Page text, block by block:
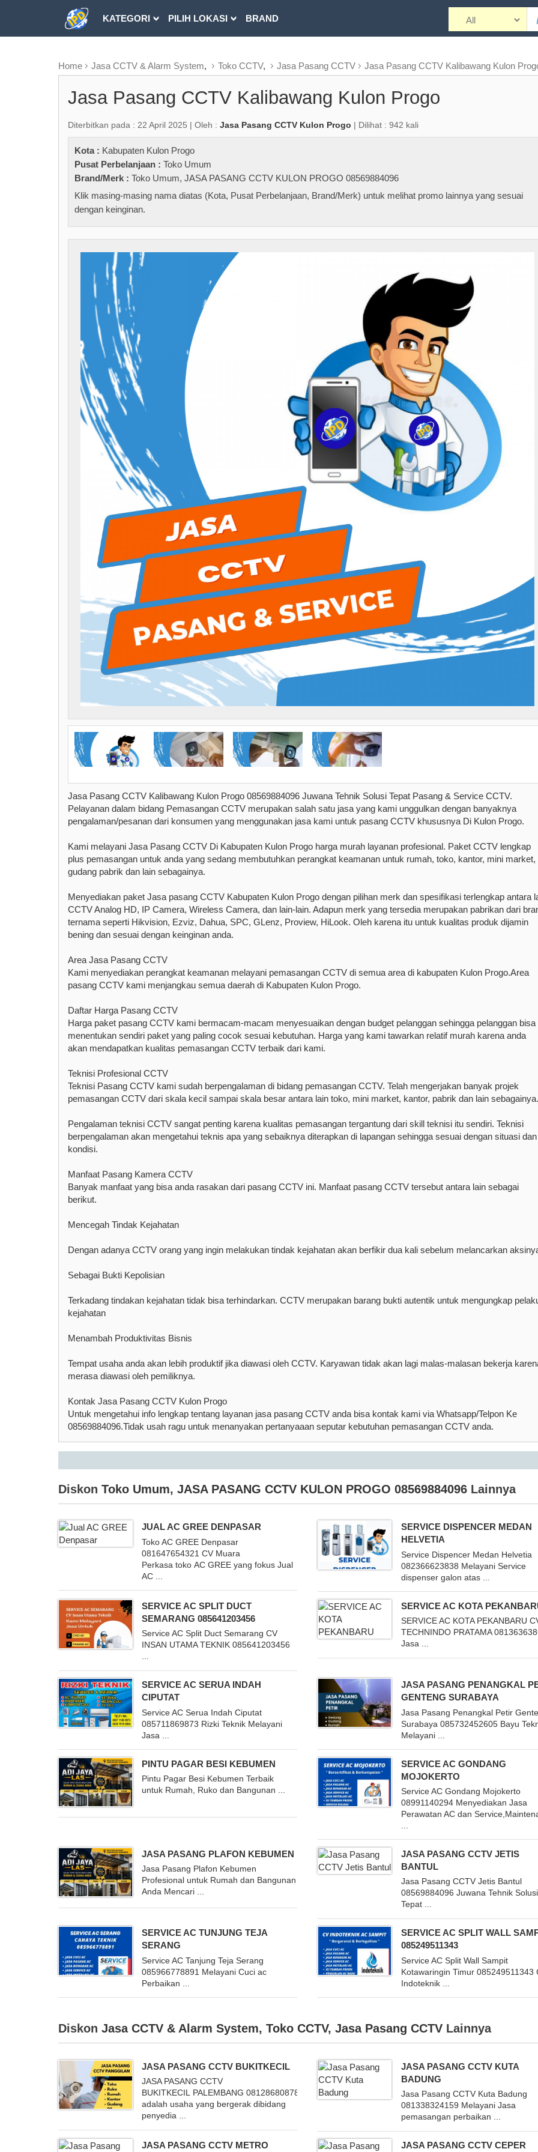
KATEGORI PILIH LOKASI BRAND
Home
Jasa CCTV & Alarm System, Toko CCTV, Jasa Pasang CCTV Jasa Pasang CCTV Kalibawang Kulon
Jasa Pasang CCTV Kalibawang Kulon Progo
Diterbitkan pada : 22 April 2025 | Oleh : Jasa Pasang CCTV Kulon Progo | Dilihat : 942 kali
Kota : Kabupaten Kulon Progo
Pusat Perbelanjaan : Toko Umum
Brand/Merk : Toko Umum, JASA PASANG CCTV KULON PROGO 08569884096
Klik masing-masing nama diatas (Kota, Pusat Perbelanjaan, Brand/Merk) untuk melihat promo lainnya yang sesuai
dengan keinginan.
Jasa Pasang CCTV Kalibawang Kulon Progo 08569884096 Juwana Tehnik Solusi Tepat Pasang & Service CCTV.
Pelayanan dalam bidang Pemasangan CCTV merupakan salah satu jasa yang kami unggulkan dengan banyaknya
pengalaman/pesanan dari konsumen yang menggunakan jasa kami untuk pasang CCTV khususnya Di Kulon Progo.
Kami melayani Jasa Pasang CCTV Di Kabupaten Kulon Progo harga murah layanan profesional. Paket CCTV lengkap
plus pemasangan untuk anda yang sedang membutuhkan perangkat keamanan untuk rumah, toko, kantor, mini market,
gudang pabrik dan lain sebagainya.
Menyediakan paket Jasa pasang CCTV Kabupaten Kulon Progo dengan pilihan merk dan spesifikasi terlengkap antara
CCTV Analog HD, IP Camera, Wireless Camera, dan lain-lain. Adapun merk yang tersedia merupakan pabrikan dari
ternama seperti Hikvision, Ezviz, Dahua, SPC, GLenz, Proview, HiLook. Oleh karena itu untuk kualitas produk dijamin
bening dan sesuai dengan keinginan anda.
Area Jasa Pasang CCTV
Kami menyediakan perangkat keamanan melayani pemasangan CCTV di semua area di kabupaten Kulon Progo.Area
pasang CCTV kami menjangkau semua daerah di Kabupaten Kulon Progo.
Daftar Harga Pasang CCTV
Harga paket pasang CCTV kami bermacam-macam menyesuaikan dengan budget pelanggan sehingga pelanggan bisa
menentukan sendiri paket yang paling cocok sesuai kebutuhan. Harga yang kami tawarkan relatif murah karena anda
akan mendapatkan kualitas pemasangan CCTV terbaik dari kami.
Teknisi Profesional CCTV
Teknisi Pasang CCTV kami sudah berpengalaman di bidang pemasangan CCTV. Telah mengerjakan banyak projek
pemasangan CCTV dari skala kecil sampai skala besar antara lain toko, mini market, kantor, pabrik dan lain sebagainya.
Pengalaman teknisi CCTV sangat penting karena kualitas pemasangan tergantung dari skill teknisi itu sendiri. Teknisi
berpengalaman akan mengetahui teknis apa yang sebaiknya diterapkan di lapangan sehingga sesuai dengan situasi dan
kondisi.
Manfaat Pasang Kamera CCTV
Banyak manfaat yang bisa anda rasakan dari pasang CCTV ini. Manfaat pasang CCTV tersebut antara lain sebagai
berikut.
Mencegah Tindak Kejahatan
Dengan adanya CCTV orang yang ingin melakukan tindak kejahatan akan berfikir dua kali sebelum melancarkan
Sebagai Bukti Kepolisian
Terkadang tindakan kejahatan tidak bisa terhindarkan. CCTV merupakan barang bukti autentik untuk mengungkap
kejahatan
Menambah Produktivitas Bisnis
Tempat usaha anda akan lebih produktif jika diawasi oleh CCTV. Karyawan tidak akan lagi malas-malasan bekerja
merasa diawasi oleh pemiliknya.
Kontak Jasa Pasang CCTV Kulon Progo
Untuk mengetahui info lengkap tentang layanan jasa pasang CCTV anda bisa kontak kami via Whatsapp/Telpon Ke
08569884096.Tidak usah ragu untuk menanyakan pertanyaaan seputar kebutuhan pemasangan CCTV anda.
Diskon Toko Umum, JASA PASANG CCTV KULON PROGO 08569884096 Lainnya
JUAL AC GREE DENPASAR
Toko AC GREE Denpasar
081647654321 CV Muara
Perkasa toko AC GREE yang fokus Jual
AC ...
SERVICE DISPENCER MEDAN
HELVETIA
Service Dispencer Medan Helvetia
082366623838 Melayani Service
dispenser galon atas ...
SERVICE AC SPLIT DUCT
SEMARANG 085641203456
Service AC Split Duct Semarang CV
INSAN UTAMA TEKNIK 085641203456
...
SERVICE AC KOTA
SERVICE AC KOTA PEKANBARU
TECHNINDO PRATAMA
Jasa ...
SERVICE AC SERUA INDAH
CIPUTAT
Service AC Serua Indah Ciputat
085711869873 Rizki Teknik Melayani
Jasa ...
JASA PASANG PENANGKAL
GENTENG SURABAYA
Jasa Pasang Penangkal Petir
Surabaya 085732452605 Bayu
Melayani ...
PINTU PAGAR BESI KEBUMEN
Pintu Pagar Besi Kebumen Terbaik
untuk Rumah, Ruko dan Bangunan ...
SERVICE AC GONDANG
MOJOKERTO
Service AC Gondang Mojokerto
08991140294 Menyediakan Jasa
Perawatan AC dan
JASA PASANG PLAFON KEBUMEN
Jasa Pasang Plafon Kebumen
Profesional untuk Rumah dan Bangunan
Anda Mencari ...
JASA PASANG CCTV JETIS
BANTUL
Jasa Pasang CCTV Jetis Bantul
08569884096 Juwana Tehnik Solusi
Tepat ...
SERVICE AC TUNJUNG TEJA
SERANG
Service AC Tanjung Teja Serang
085966778891 Melayani Cuci ac
Perbaikan ...
SERVICE AC SPLIT WALL
085249511343
Service AC Split Wall Sampit
Kotawaringin Timur 085249511343
Indoteknik ...
Diskon Jasa CCTV & Alarm System, Toko CCTV, Jasa Pasang CCTV Lainnya
JASA PASANG CCTV BUKITKECIL
JASA PASANG CCTV
BUKITKECIL PALEMBANG 081286808787
adalah usaha yang bergerak dibidang
penyedia ...
JASA PASANG CCTV KUTA
BADUNG
Jasa Pasang CCTV Kuta Badung
081338324159 Melayani Jasa
pemasangan perbaikan ...
JASA PASANG CCTV METRO JASA PASANG CCTV CEPER